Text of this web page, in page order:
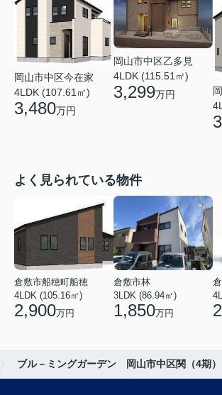
岡山市中区今在家
4LDK (107.61㎡)
3,480万円
岡山市中区乙多見
4LDK (115.51㎡)
3,299万円
よく見られている物件
倉敷市船穂町船穂
4LDK (105.16㎡)
2,900万円
倉敷市林
3LDK (86.94㎡)
1,850万円
ブル－ミングガーデン 岡山市中区関（4期）